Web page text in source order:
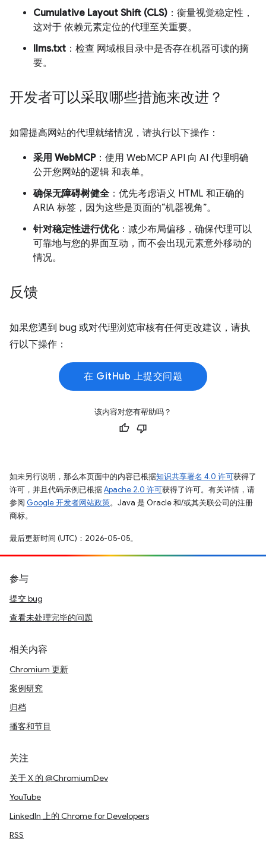
Cumulative Layout Shift (CLS) ：衡量视觉稳定性，
这对于 依赖元素定位的代理至关重要。
llms.txt ：检查 网域根目录中是否存在机器可读的摘
要。
开发者可以采取哪些措施来改进？
如需提高网站的代理就绪情况，请执行以下操作：
采用 WebMCP：使用 WebMCP API 向 AI 代理明确
公开您网站的逻辑 和表单。
确保无障碍树健全 ：优先考虑语义 HTML 和正确的
ARIA 标签，因为这些是页面的“机器视角”。
针对稳定性进行优化：减少布局偏移，确保代理可以
可靠地与您的界面互动，而不会出现元素意外移动的
情况。
反馈
如果您遇到 bug 或对代理浏览审核有任何更改建议，请执
行以下操作：
在 GitHub 上提交问题
该内容对您有帮助吗？
如未另行说明，那么本页面中的内容已根据知识共享署名 4.0 许可获得了
许可，并且代码示例已根据Apache 2.0 许可获得了许可。有关详情，请
参阅 Google 开发者网站政策。Java 是 Oracle 和/或其关联公司的注册
商标。
最后更新时间 (UTC)：2026-05-05。
参与
提交 bug
查看未处理完毕的问题
相关内容
Chromium 更新
案例研究
归档
播客和节目
关注
关于 X 的 @ChromiumDev
YouTube
LinkedIn 上的 Chrome for Developers
RSS